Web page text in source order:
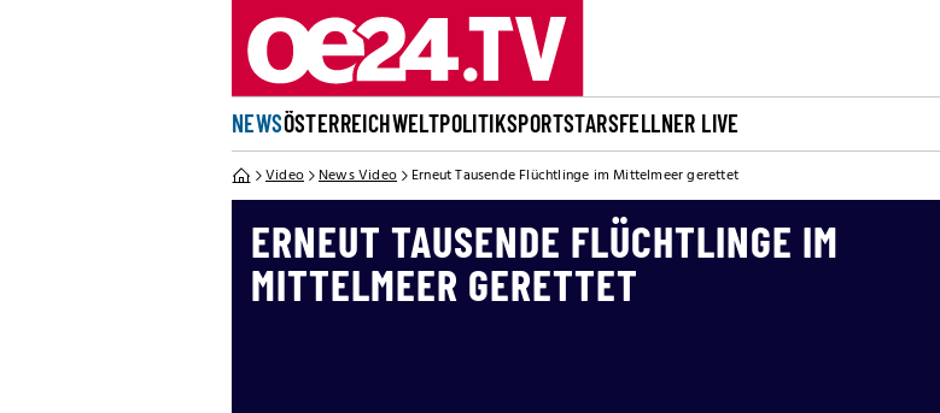
NEWSÖSTERREICHWELTPOLITIKSPORTSTARSFELLNER LIVE
Video News Video Erneut Tausende Flüchtlinge im Mittelmeer gerettet
ERNEUT TAUSENDE FLÜCHTLINGE IM
MITTELMEER GERETTET